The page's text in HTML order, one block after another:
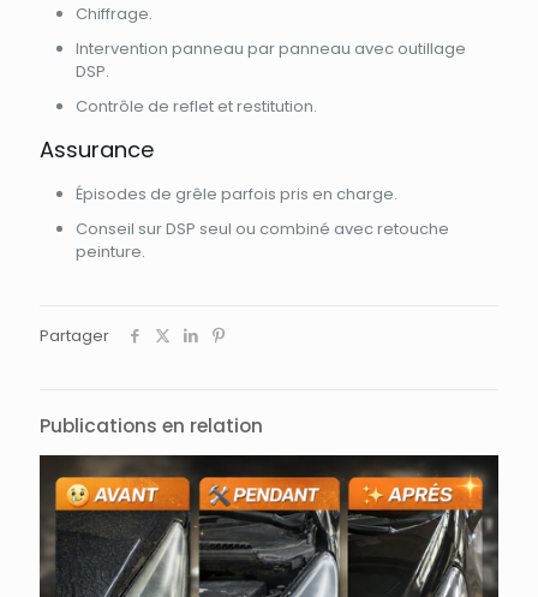
Chiffrage.
Intervention panneau par panneau avec outillage
DSP.
Contrôle de reflet et restitution.
Assurance
Épisodes de grêle parfois pris en charge.
Conseil sur DSP seul ou combiné avec retouche
peinture.
Partager
Publications en relation